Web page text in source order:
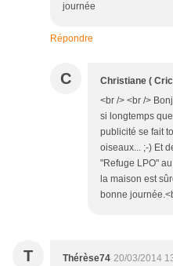
journée
Répondre
C Christiane (
<br /> <br />
si longtemps
publicité se fait
oiseaux... ;-) Et
"Refuge LPO"
la maison est
bonne
T Thérèse74 20/03/2014